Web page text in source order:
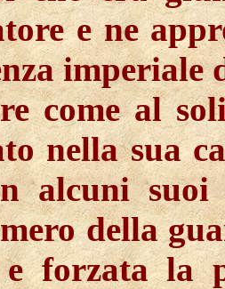
e ne
come al
nella sua
alcuni
della
e forzata la